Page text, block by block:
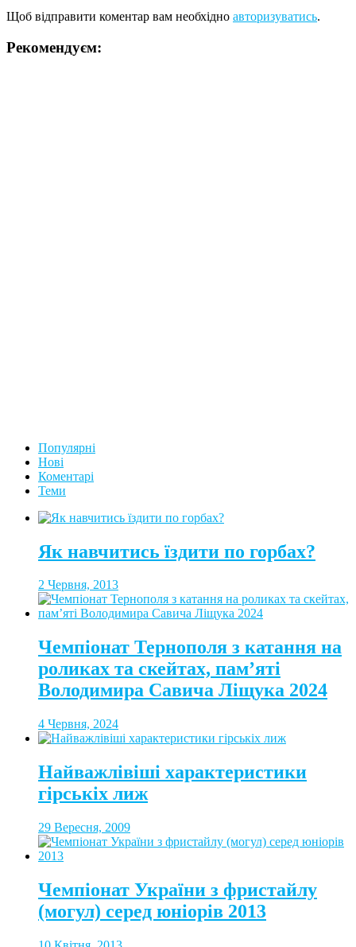
Щоб відправити коментар вам необхідно авторизуватись.
Рекомендуєм:
Популярні
Нові
Коментарі
Теми
Як навчитись їздити по горбах?
2 Червня, 2013
Чемпіонат Тернополя з катання на
роликах та скейтах, пам’яті
Володимира Савича Ліщука 2024
4 Червня, 2024
Найважлівіші характеристики
гірськіх лиж
29 Вересня, 2009
Чемпіонат України з фристайлу
(могул) серед юніорів 2013